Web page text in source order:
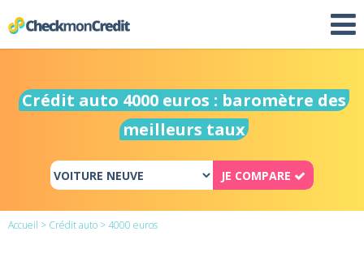
Crédit auto 4000 euros : baromètre des
meilleurs taux
JE COMPARE
Accueil > Crédit auto > 4000 euros